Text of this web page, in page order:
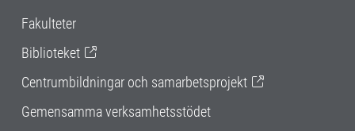
Fakulteter
Biblioteket
Centrumbildningar och samarbetsprojekt
Gemensamma verksamhetsstödet